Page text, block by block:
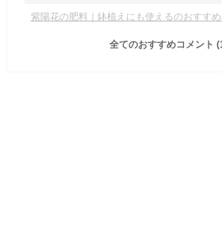
紫陽花の肥料｜鉢植えにも使えるのおすすめ
全てのおすすめコメント (